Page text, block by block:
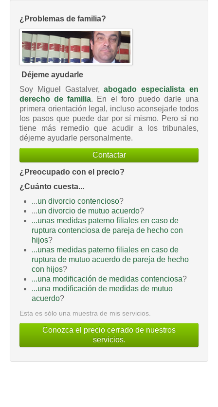
¿Problemas de familia?
Déjeme ayudarle
Soy Miguel Gastalver,abogado especialista en
derecho de familia. En el foro puedo darle una
primera orientación legal, incluso aconsejarle todos
los pasos que puede dar por sí mismo. Pero si no
tiene más remedio que acudir a los tribunales,
déjeme ayudarle personalmente.
Contactar
¿Preocupado con el precio?
¿Cuánto cuesta...
...un divorcio contencioso?
...un divorcio de mutuo acuerdo?
...unas medidas paterno filiales en caso de
ruptura contenciosa de pareja de hecho con
hijos?
...unas medidas paterno filiales en caso de
ruptura de mutuo acuerdo de pareja de hecho
con hijos?
...una modificación de medidas contenciosa?
...una modificación de medidas de mutuo
acuerdo?
Esta es sólo una muestra de mis servicios.
Conozca el precio cerrado de nuestros
servicios.